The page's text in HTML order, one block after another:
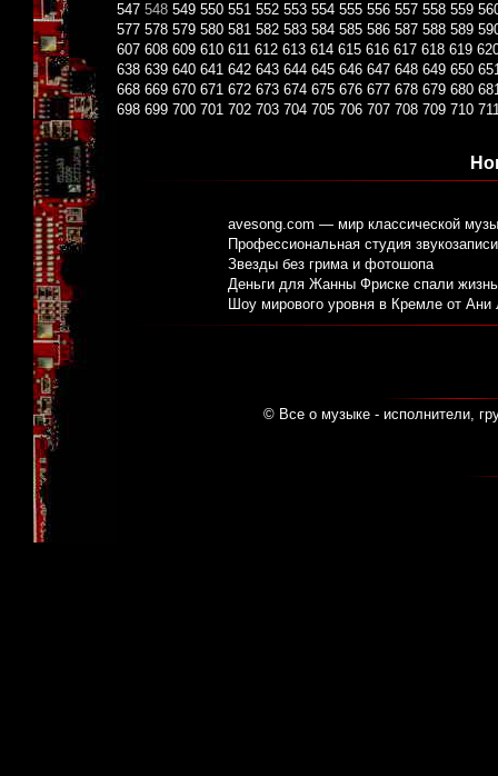
547 548 549 550 551 552 553 554 555 556 557 558 559
577 578 579 580 581 582 583 584 585 586 587 588 589
607 608 609 610 611 612 613 614 615 616 617 618 619
638 639 640 641 642 643 644 645 646 647 648 649 650
668 669 670 671 672 673 674 675 676 677 678 679 680
698 699 700 701 702 703 704 705 706 707 708 709 710
avesong.com — мир классической
Профессиональная студия
Звезды без грима и фотошопа
Деньги для Жанны Фриске спали
Шоу мирового уровня в Кремле от Ани
© Все о музыке - исполнители,